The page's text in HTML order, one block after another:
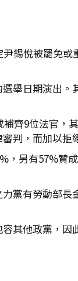
錫悅被罷免或
舉日期演出。
齊9位法官，
判，而加以拒
，另有57%贊
黨有勞動部長
其他政黨，因